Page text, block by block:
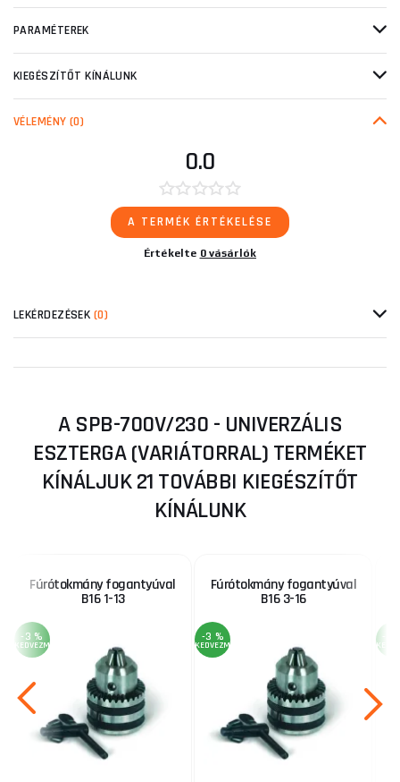
PARAMÉTEREK
KIEGÉSZÍTŐT KÍNÁLUNK
VÉLEMÉNY (0)
0.0
A TERMÉK ÉRTÉKELÉSE
Értékelte 0 vásárlók
LEKÉRDEZÉSEK (0)
A SPB-700V/230 - UNIVERZÁLIS
ESZTERGA (VARIÁTORRAL) TERMÉKET
KÍNÁLJUK 21 TOVÁBBI KIEGÉSZÍTŐT
KÍNÁLUNK
Fúrótokmány fogantyúval
B16 1-13
-3 %
KEDVEZMÉNY
Fúrótokmány fogantyúval
B16 3-16
-3 %
KEDVEZMÉNY